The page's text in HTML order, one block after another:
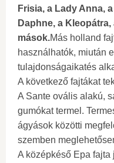
Frisia, a Lady Anna,
Daphne, a
mások.Más holland
használhatók, miután
tulajdonságaikatés
A következő fajtákat
A Sante ovális alakú,
gumókat termel.
ágyások közötti
szemben
A középkéső Epa